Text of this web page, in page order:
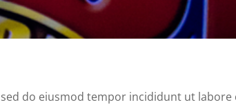
do eiusmod tempor incididunt ut